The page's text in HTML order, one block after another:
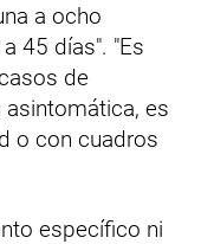
a ocho
45 días". "Es
de
es
o con cuadros
específico ni